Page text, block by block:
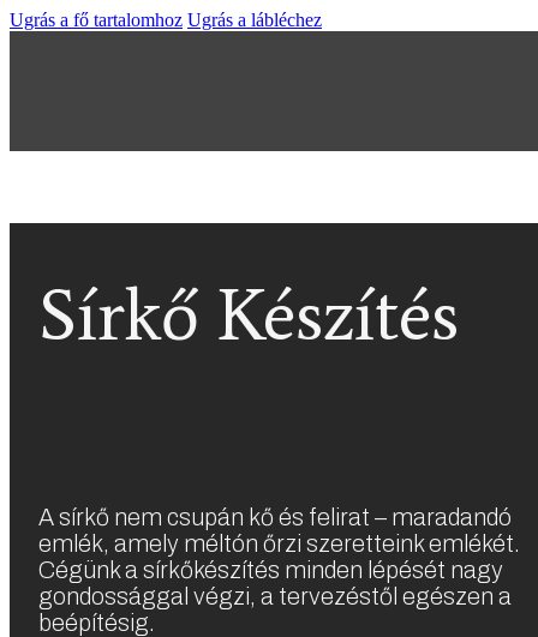
Ugrás a fő tartalomhoz Ugrás a lábléchez
Sírkő Készítés
A sírkő nem csupán kő és felirat – maradandó
emlék, amely méltón őrzi szeretteink emlékét.
Cégünk a sírkőkészítés minden lépését nagy
gondossággal végzi, a tervezéstől egészen a
beépítésig.